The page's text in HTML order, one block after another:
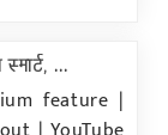
...
feature |